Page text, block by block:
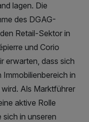
lagen. Die
des DGAG-
Retail-Sektor in
und Corio
erwarten, dass sich
in
Als Marktführer
aktive Rolle
sich in unseren